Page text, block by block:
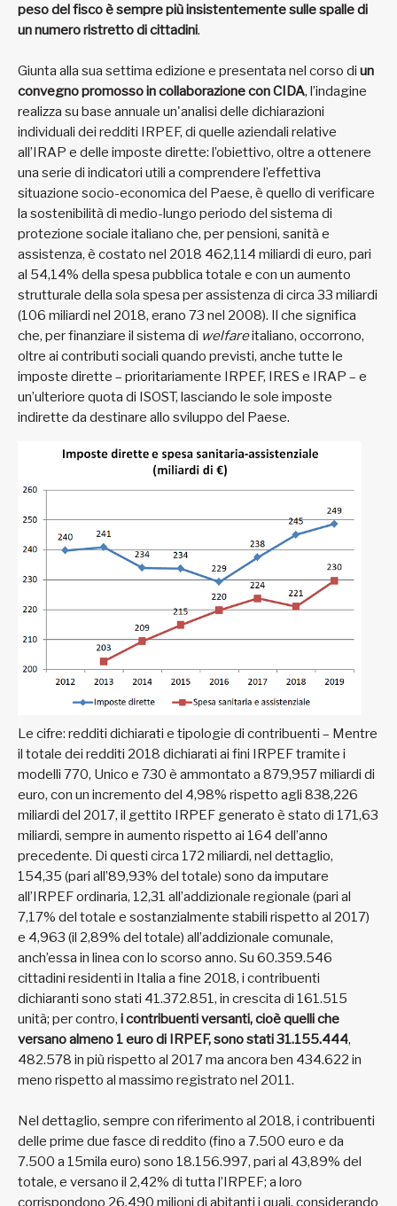
peso del fisco è sempre più insistentemente sulle spalle di
un numero ristretto di cittadini.
Giunta alla sua settima edizione e presentata nel corso di un
convegno promosso in collaborazione con CIDA, l’indagine
realizza su base annuale un'analisi delle dichiarazioni
individuali dei redditi IRPEF, di quelle aziendali relative
all’IRAP e delle imposte dirette: l’obiettivo, oltre a ottenere
una serie di indicatori utili a comprendere l’effettiva
situazione socio-economica del Paese, è quello di verificare
la sostenibilità di medio-lungo periodo del sistema di
protezione sociale italiano che, per pensioni, sanità e
assistenza, è costato nel 2018 462,114 miliardi di euro, pari
al 54,14% della spesa pubblica totale e con un aumento
strutturale della sola spesa per assistenza di circa 33 miliardi
(106 miliardi nel 2018, erano 73 nel 2008). Il che significa
che, per finanziare il sistema di welfareitaliano, occorrono,
oltre ai contributi sociali quando previsti, anche tutte le
imposte dirette – prioritariamente IRPEF, IRES e IRAP – e
un’ulteriore quota di ISOST, lasciando le sole imposte
indirette da destinare allo sviluppo del Paese.
Le cifre: redditi dichiarati e tipologie di contribuenti – Mentre
il totale dei redditi 2018 dichiarati ai fini IRPEF tramite i
modelli 770, Unico e 730 è ammontato a 879,957 miliardi di
euro, con un incremento del 4,98% rispetto agli 838,226
miliardi del 2017, il gettito IRPEF generato è stato di 171,63
miliardi, sempre in aumento rispetto ai 164 dell’anno
precedente. Di questi circa 172 miliardi, nel dettaglio,
154,35 (pari all’89,93% del totale) sono da imputare
all’IRPEF ordinaria, 12,31 all’addizionale regionale (pari al
7,17% del totale e sostanzialmente stabili rispetto al 2017)
e 4,963 (il 2,89% del totale) all’addizionale comunale,
anch’essa in linea con lo scorso anno. Su 60.359.546
cittadini residenti in Italia a fine 2018, i contribuenti
dichiaranti sono stati 41.372.851, in crescita di 161.515
unità; per contro, i contribuenti versanti, cioè quelli che
versano almeno 1 euro di IRPEF, sono stati 31.155.444,
482.578 in più rispetto al 2017 ma ancora ben 434.622 in
meno rispetto al massimo registrato nel 2011.
Nel dettaglio, sempre con riferimento al 2018, i contribuenti
delle prime due fasce di reddito (fino a 7.500 euro e da
7.500 a 15mila euro) sono 18.156.997, pari al 43,89% del
totale, e versano il 2,42% di tutta l’IRPEF; a loro
corrispondono 26,490 milioni di abitanti i quali, considerando